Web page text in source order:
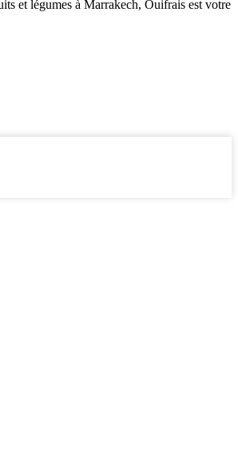
et légumes à Marrakech, Ouifrais est votre